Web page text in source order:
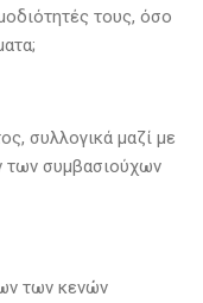
τους, όσο
συλλογικά μαζί με
των συμβασιούχων
των κενών